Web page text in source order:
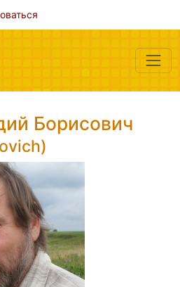
Борисович